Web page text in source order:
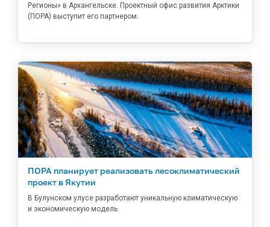
Регионы» в Архангельске. Проектный офис развития Арктики
(ПОРА) выступит его партнером.
ПОРА планирует реализовать лесоклиматический
проект в Якутии
В Булунском улусе разработают уникальную климатическую
и экономическую модель